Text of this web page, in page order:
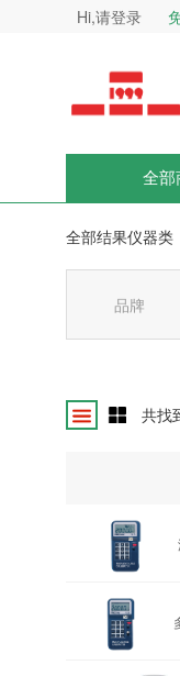
Hi,请登录
全部
全部结果仪器类
品牌
共找